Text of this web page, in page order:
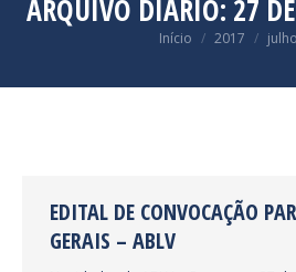
ARQUIVO DIÁRIO: 27
Você está aqui:
Início 2017 julho
EDITAL DE CONVOCAÇÃO
GERAIS – ABLV